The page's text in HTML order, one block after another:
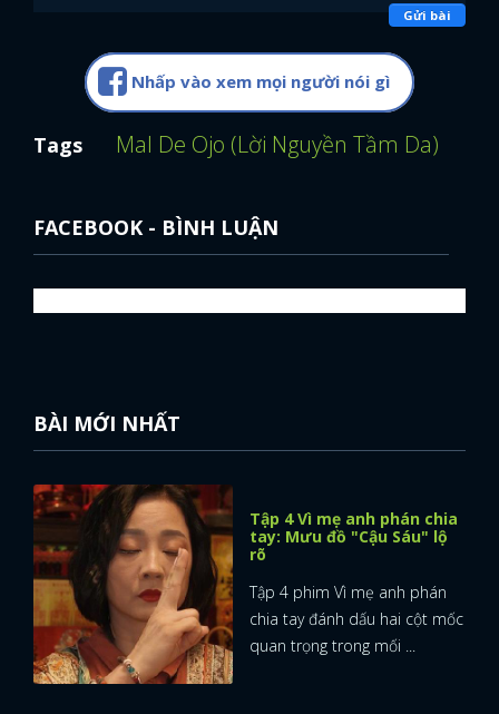
Gửi bài
Nhấp vào xem mọi người nói gì
Tags Mal De Ojo (Lời Nguyền Tầm Da)
FACEBOOK - BÌNH LUẬN
BÀI MỚI NHẤT
Tập 4 Vì mẹ anh phán chia
tay: Mưu đồ "Cậu Sáu" lộ
rõ
Tập 4 phim Vì mẹ anh phán
chia tay đánh dấu hai cột mốc
quan trọng trong mối ...